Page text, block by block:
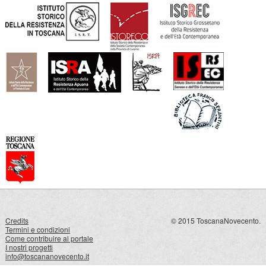
Credits
Termini e condizioni
Come contribuire al portale
I nostri progetti
info@toscananovecento.it
© 2015 ToscanaNovecento.